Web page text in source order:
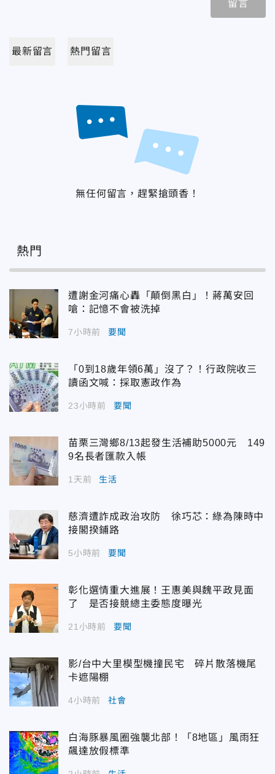
留言
最新留言 熱門留言
無任何留言，趕緊搶頭香！
熱門
遭謝金河痛心轟「顛倒黑白」！蔣萬安回
嗆：記憶不會被洗掉
7小時前 要聞
「0到18歲年領6萬」沒了？！行政院收三
讀函文喊：採取憲政作為
23小時前 要聞
苗栗三灣鄉8/13起發生活補助5000元 149
9名長者匯款入帳
1天前 生活
慈濟遭詐成政治攻防 徐巧芯：綠為陳時中
接閣揆鋪路
5小時前 要聞
彰化選情重大進展！王惠美與魏平政見面
了 是否接競總主委態度曝光
21小時前 要聞
影/台中大里模型機撞民宅 碎片散落機尾
卡遮陽棚
4小時前 社會
白海豚暴風圈強襲北部！「8地區」風雨狂
飆達放假標準